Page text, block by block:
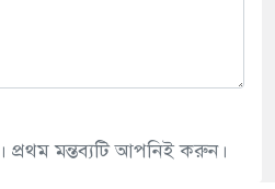
মন্তব্যটি আপনিই করুন।